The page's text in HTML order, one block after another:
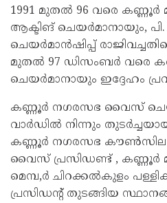
1991 മുതൽ 96 വരെ കണ്ണൂർ
ആക്ടിങ് ചെയർമാനായും,
ചെയർമാൻഷിപ്പ്
മുതൽ 97 ഡിസംബർ വരെ
ചെയർമാനായും ഇദ്ദേഹം
കണ്ണൂർ നഗരസഭ വൈസ്
വാർഡിൽ നിന്നും
കണ്ണൂർ നഗരസഭ
വൈസ് പ്രസിഡണ്ട് , കണ്ണൂർ
മെമ്പ,ർ ചിറക്കൽകുളം
പ്രസിഡന്റ് തുടങ്ങിയ